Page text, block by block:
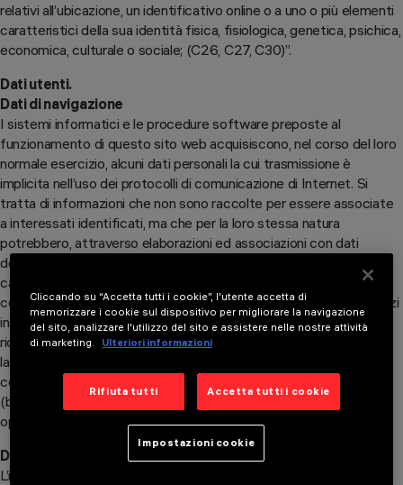
relativi all’ubicazione, un identificativo online o a uno o più elementi
caratteristici della sua identità fisica, fisiologica, genetica, psichica,
economica, culturale o sociale; (C26, C27, C30)”.
Dati utenti.
Dati di navigazione
I sistemi informatici e le procedure software preposte al
funzionamento di questo sito web acquisiscono, nel corso del loro
normale esercizio, alcuni dati personali la cui trasmissione è
implicita nell’uso dei protocolli di comunicazione di Internet. Si
tratta di informazioni che non sono raccolte per essere associate
a interessati identificati, ma che per la loro stessa natura
potrebbero, attraverso elaborazioni ed associazioni con dati
detenuti da terzi, permettere di identificare gli utenti. In questa
categoria dei dati rientrano gli indirizzi IP o i nomi a dominio dei
computer utilizzati dagli utenti che si connettono al sito, gli indirizzi
in notazione URI (Uniform Resource Identifier) delle risorse
richieste, l’orario della richiesta, il metodo utilizzato nel sottoporre
la richiesta al server, la dimensione del file ottenuto in risposta, il
codice numerico indicante lo stato della risposta data dal server
(buon fine, errore, ecc.) ed altri parametri relativi al sistema
operativo e all’ambiente informatico dell’utente.
Dati comunicati volontariamente
L’invio facoltativo, esplicito e volontario di messaggi agli indirizzi di
Cliccando su “Accetta tutti i cookie”, l'utente accetta di
memorizzare i cookie sul dispositivo per migliorare la navigazione
del sito, analizzare l'utilizzo del sito e assistere nelle nostre attività
di marketing.
Ulteriori informazioni
Rifiuta tutti Accetta tutti i cookie
Impostazioni cookie